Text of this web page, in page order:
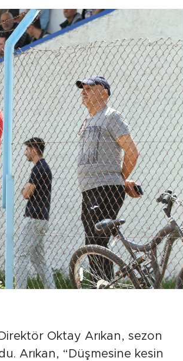
Oktay Arıkan, sezon
Arıkan, “Düşmesine kesin